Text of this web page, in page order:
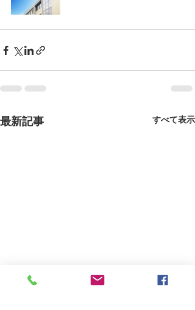
最新記事 すべて表示